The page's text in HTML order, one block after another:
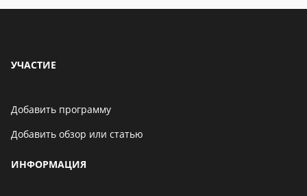
УЧАСТИЕ
Добавить программу
Добавить обзор или статью
ИНФОРМАЦИЯ